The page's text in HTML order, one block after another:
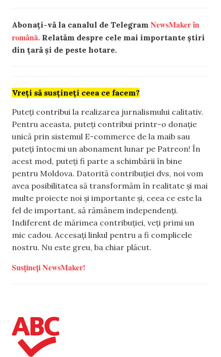
Abonați-vă la canalul de Telegram NewsMaker în
română. Relatăm despre cele mai importante știri
din țară și de peste hotare.
Vreți să susțineți ceea ce facem?
Puteți contribui la realizarea jurnalismului calitativ.
Pentru aceasta, puteți contribui printr-o donație
unică prin sistemul E-commerce de la maib sau
puteți întocmi un abonament lunar pe Patreon! În
acest mod, puteți fi parte a schimbării în bine
pentru Moldova. Datorită contribuției dvs, noi vom
avea posibilitatea să transformăm în realitate și mai
multe proiecte noi și importante și, ceea ce este la
fel de important, să rămânem independenți.
Indiferent de mărimea contribuției, veți primi un
mic cadou. Accesați linkul pentru a fi complicele
nostru. Nu este greu, ba chiar plăcut.
Susțineți NewsMaker!